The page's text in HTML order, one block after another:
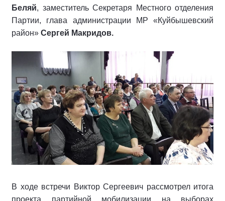
Беляй, заместитель Секретаря Местного отделения
Партии, глава администрации МР «Куйбышевский
район» Сергей Макридов.
В ходе встречи Виктор Сергеевич рассмотрел итога
проекта партийной мобилизации на выборах